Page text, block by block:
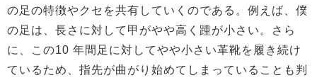
の足の特徴やクセを共有していくのである。例えば、僕
の足は、長さに対して甲がやや高く踵が小さい。さら
に、この10 年間足に対してやや小さい革靴を履き続け
ているため、指先が曲がり始めてしまっていることも判